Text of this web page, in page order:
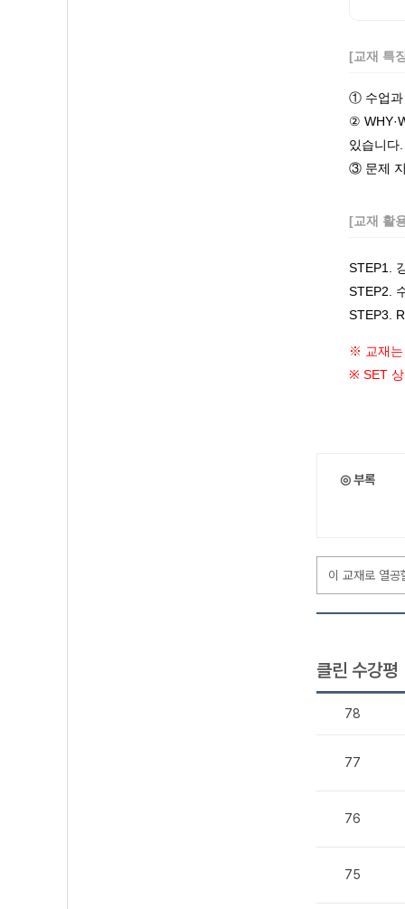
[교재 특
① 수업과
②
있습니다.
③ 문제 지
[교재 활
STEP1.
STEP2.
STEP3.
※ 교재는
※ SET 상
◎ 부록
이 교재로 열
클린 수강평
78
77
76
75